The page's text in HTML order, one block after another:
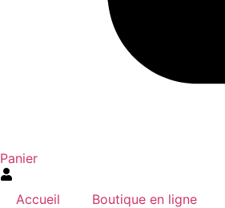
Panier
Accueil Boutique en ligne